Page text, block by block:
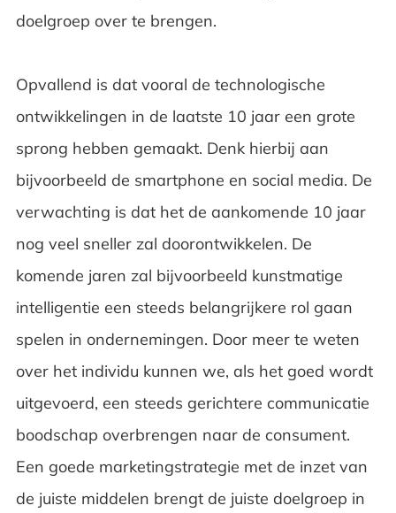
doelgroep over te brengen.
Opvallend is dat vooral de technologische
ontwikkelingen in de laatste 10 jaar een grote
sprong hebben gemaakt. Denk hierbij aan
bijvoorbeeld de smartphone en social media. De
verwachting is dat het de aankomende 10 jaar
nog veel sneller zal doorontwikkelen. De
komende jaren zal bijvoorbeeld kunstmatige
intelligentie een steeds belangrijkere rol gaan
spelen in ondernemingen. Door meer te weten
over het individu kunnen we, als het goed wordt
uitgevoerd, een steeds gerichtere communicatie
boodschap overbrengen naar de consument.
Een goede marketingstrategie met de inzet van
de juiste middelen brengt de juiste doelgroep in